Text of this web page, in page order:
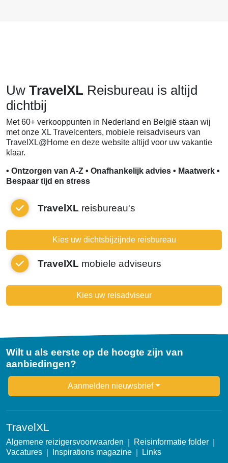
Uw TravelXL Reisbureau is altijd
dichtbij
Met 60+ verkooppunten in Nederland en België staan wij
met onze XL Travelcenters, mobiele reisadviseurs van
TravelXL@Home en deze website altijd voor uw vakantie
klaar.
• Ontzorgen van A-Z • Onafhankelijk advies • Maatwerk •
Bespaar tijd en stress
TravelXL reisbureau's
Kies uw dichtsbijzijnde reisbureau
TravelXL mobiele adviseurs
Kies uw reisadviseur
Wilt u als eerste op de hoogte zijn van
aanbiedingen?
Newsletter Aanmelden nieuwsbrief
TravelXL
Algemene reizigersvoorwaarden
Reisinformatie folder
Vacatures
Inspirations magazine Links